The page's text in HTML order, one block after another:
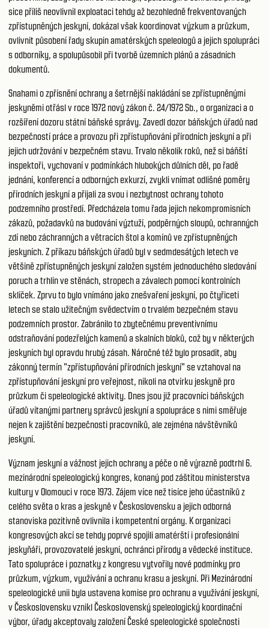
sice příliš neovlivnil exploataci tehdy až bezohledně frekventovaných
zpřístupněných jeskyní, dokázal však koordinovat výzkum a průzkum,
ovlivnit působení řady skupin amatérských speleologů a jejich spolupráci
s odborníky, a spolupůsobil při tvorbě územních plánů a zásadních
dokumentů.
Snahami o zpřísnění ochrany a šetrnější nakládání se zpřístupněnými
jeskyněmi otřásl v roce 1972 nový zákon č. 24/1972 Sb., o organizaci a o
rozšíření dozoru státní báňské správy. Zavedl dozor báňských úřadů nad
bezpečností práce a provozu při zpřístupňování přírodních jeskyní a při
jejich udržování v bezpečném stavu. Trvalo několik roků, než si báňští
inspektoři, vychovaní v podmínkách hlubokých důlních děl, po řadě
jednání, konferencí a odborných exkurzí, zvykli vnímat odlišné poměry
přírodních jeskyní a přijali za svou i nezbytnost ochrany tohoto
podzemního prostředí. Předcházela tomu řada jejich nekompromisních
zákazů, požadavků na budování výztuží, podpěrných sloupů, ochranných
zdí nebo záchranných a větracích štol a komínů ve zpřístupněných
jeskyních. Z příkazu báňských úřadů byl v sedmdesátých letech ve
většině zpřístupněných jeskyní založen systém jednoduchého sledování
poruch a trhlin ve stěnách, stropech a závalech pomocí kontrolních
sklíček. Zprvu to bylo vnímáno jako znešvaření jeskyní, po čtyřiceti
letech se stalo užitečným svědectvím o trvalém bezpečném stavu
podzemních prostor. Zabránilo to zbytečnému preventivnímu
odstraňování podezřelých kamenů a skalních bloků, což by v některých
jeskyních byl opravdu hrubý zásah. Náročné též bylo prosadit, aby
zákonný termín "zpřístupňování přírodních jeskyní" se vztahoval na
zpřístupňování jeskyní pro veřejnost, nikoli na otvírku jeskyně pro
průzkum či speleologické aktivity. Dnes jsou již pracovníci báňských
úřadů vítanými partnery správců jeskyní a spolupráce s nimi směřuje
nejen k zajištění bezpečnosti pracovníků, ale zejména návštěvníků
jeskyní.
Význam jeskyní a vážnost jejich ochrany a péče o ně výrazně podtrhl 6.
mezinárodní speleologický kongres, konaný pod záštitou ministerstva
kultury v Olomouci v roce 1973. Zájem více než tisíce jeho účastníků z
celého světa o kras a jeskyně v Československu a jejich odborná
stanoviska pozitivně ovlivnila i kompetentní orgány. K organizaci
kongresových akcí se tehdy poprvé spojili amatérští i profesionální
jeskyňáři, provozovatelé jeskyní, ochránci přírody a vědecké instituce.
Tato spolupráce i poznatky z kongresu vytvořily nové podmínky pro
průzkum, výzkum, využívání a ochranu krasu a jeskyní. Při Mezinárodní
speleologické unii byla ustavena komise pro ochranu a využívání jeskyní,
v Československu vznikl Československý speleologický koordinační
výbor, úřady akceptovaly založení České speleologické společnosti